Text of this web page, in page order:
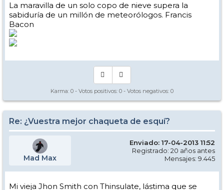
La maravilla de un solo copo de nieve supera la
sabiduría de un millón de meteorólogos. Francis
Bacon
Karma: 0 - Votos positivos: 0 - Votos negativos: 0
Re: ¿Vuestra mejor chaqueta de esquí?
Mad Max
Enviado: 17-04-2013 11:52
Registrado: 20 años antes
Mensajes: 9.445
Mi vieja Jhon Smith con Thinsulate, lástima que se